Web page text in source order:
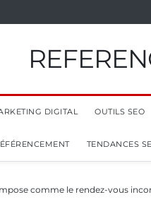
DIGITAL OUTILS SEO
TENDANCES
comme le rendez-vous